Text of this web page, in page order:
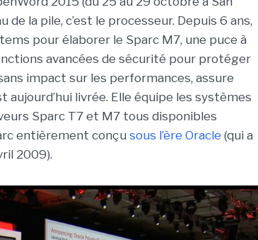
de la pile, c’est le processeur. Depuis 6 ans,
pour élaborer le Sparc M7, une puce à
avancées de sécurité pour protéger
impact sur les performances, assure
aujourd’hui livrée. Elle équipe les systèmes
Sparc T7 et M7 tous disponibles
entièrement conçu sous l’ère Oracle (qui a
2009).